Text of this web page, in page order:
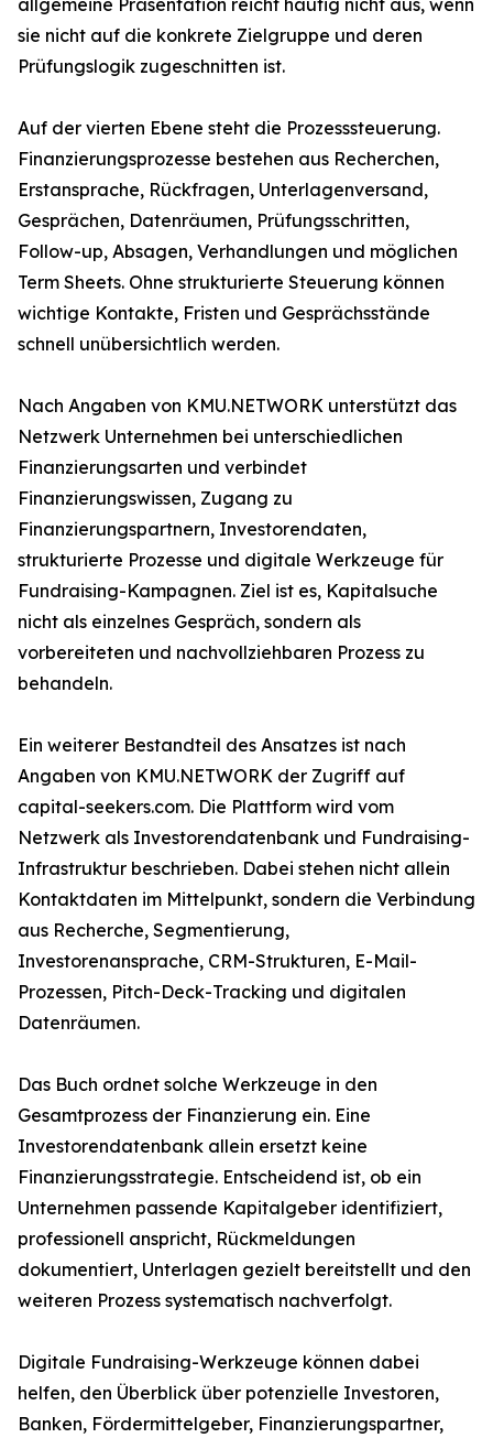
sie nicht auf die konkrete Zielgruppe und deren
Prüfungslogik zugeschnitten ist.
Auf der vierten Ebene steht die Prozesssteuerung.
Finanzierungsprozesse bestehen aus Recherchen,
Erstansprache, Rückfragen, Unterlagenversand,
Gesprächen, Datenräumen, Prüfungsschritten,
Follow-up, Absagen, Verhandlungen und möglichen
Term Sheets. Ohne strukturierte Steuerung können
wichtige Kontakte, Fristen und Gesprächsstände
schnell unübersichtlich werden.
Nach Angaben von KMU.NETWORK unterstützt das
Netzwerk Unternehmen bei unterschiedlichen
Finanzierungsarten und verbindet
Finanzierungswissen, Zugang zu
Finanzierungspartnern, Investorendaten,
strukturierte Prozesse und digitale Werkzeuge für
Fundraising-Kampagnen. Ziel ist es, Kapitalsuche
nicht als einzelnes Gespräch, sondern als
vorbereiteten und nachvollziehbaren Prozess zu
behandeln.
Ein weiterer Bestandteil des Ansatzes ist nach
Angaben von KMU.NETWORK der Zugriff auf
capital-seekers.com. Die Plattform wird vom
Netzwerk als Investorendatenbank und Fundraising-
Infrastruktur beschrieben. Dabei stehen nicht allein
Kontaktdaten im Mittelpunkt, sondern die Verbindung
aus Recherche, Segmentierung,
Investorenansprache, CRM-Strukturen, E-Mail-
Prozessen, Pitch-Deck-Tracking und digitalen
Datenräumen.
Das Buch ordnet solche Werkzeuge in den
Gesamtprozess der Finanzierung ein. Eine
Investorendatenbank allein ersetzt keine
Finanzierungsstrategie. Entscheidend ist, ob ein
Unternehmen passende Kapitalgeber identifiziert,
professionell anspricht, Rückmeldungen
dokumentiert, Unterlagen gezielt bereitstellt und den
weiteren Prozess systematisch nachverfolgt.
Digitale Fundraising-Werkzeuge können dabei
helfen, den Überblick über potenzielle Investoren,
Banken, Fördermittelgeber, Finanzierungspartner,